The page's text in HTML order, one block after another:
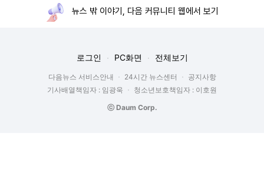
뉴스 밖 이야기, 다음 커뮤니티 웹에서 보기
로그인 PC화면 전체보기
다음뉴스 서비스안내 24시간 뉴스센터
공지사항
기사배열책임자 : 임광욱
청소년보호책임자 : 이호원
ⓒ Daum Corp.